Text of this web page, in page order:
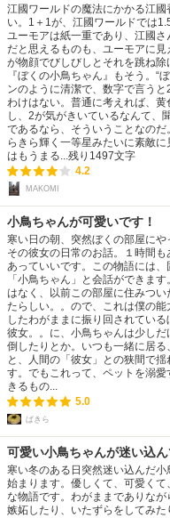
江國ワールドの魔法にかかる江
い。1＋1が、江國ワールドでは
ユーモアは紙一重であり、江國
だと思えるものも、ユーモアに
が物顔でびしびしとそれを跳ね除
『ぼくの小鳥ちゃん』もそう。“
ンのように清潔で、数字で言う
わけはない。普通に考えれば、
し、2が気がきいているなんて、
であるなら、そういうことなの
らきら輝く一等星みたいに素敵
はもうまる...残り 1497文字
4.2
MAKOMI
小鳥ちゃんが可愛いです！
寒い日の朝、突然ぼくの部屋に
その彼女の日常のお話。１時間
あっていいです。この物語には、
「小鳥ちゃん」と会話ができま
はなく、以前この部屋に住みつ
たらしい。。ので、これは僕の
したわがままに振り回されてい
彼女。。に、小鳥ちゃんは少し
倒したりとか。いつも一緒に居る
と、人間の「彼女」との狭間で
す。でもこれって、ペットを溺
きるもの...
5.0
ぱきら
可愛い小鳥ちゃんが迷い込
寒い冬のある日突然迷い込んだ
始まります。優しくて、可愛く
な物語です。わがままでありな
嫉妬したり、いたずらをしてみ